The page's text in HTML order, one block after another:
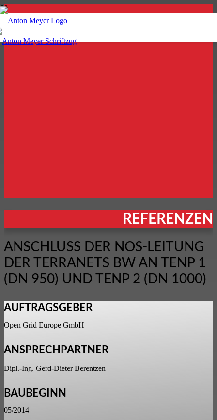
REFERENZEN
ANSCHLUSS DER NOS-LEITUNG
DER TERRANETS BW AN TENP 1
(DN 950) UND TENP 2 (DN 1000)
AUFTRAGSGEBER
Open Grid Europe GmbH
ANSPRECHPARTNER
Dipl.-Ing. Gerd-Dieter Berentzen
BAUBEGINN
05/2014